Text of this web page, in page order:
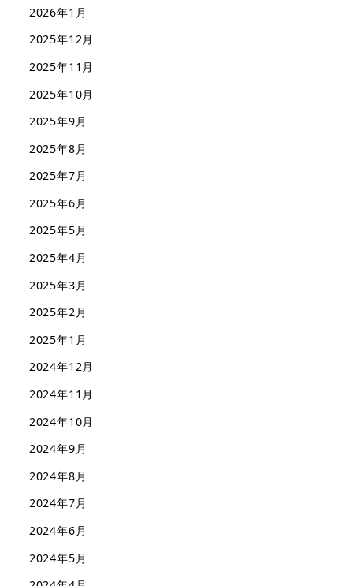
2026年1月
2025年12月
2025年11月
2025年10月
2025年9月
2025年8月
2025年7月
2025年6月
2025年5月
2025年4月
2025年3月
2025年2月
2025年1月
2024年12月
2024年11月
2024年10月
2024年9月
2024年8月
2024年7月
2024年6月
2024年5月